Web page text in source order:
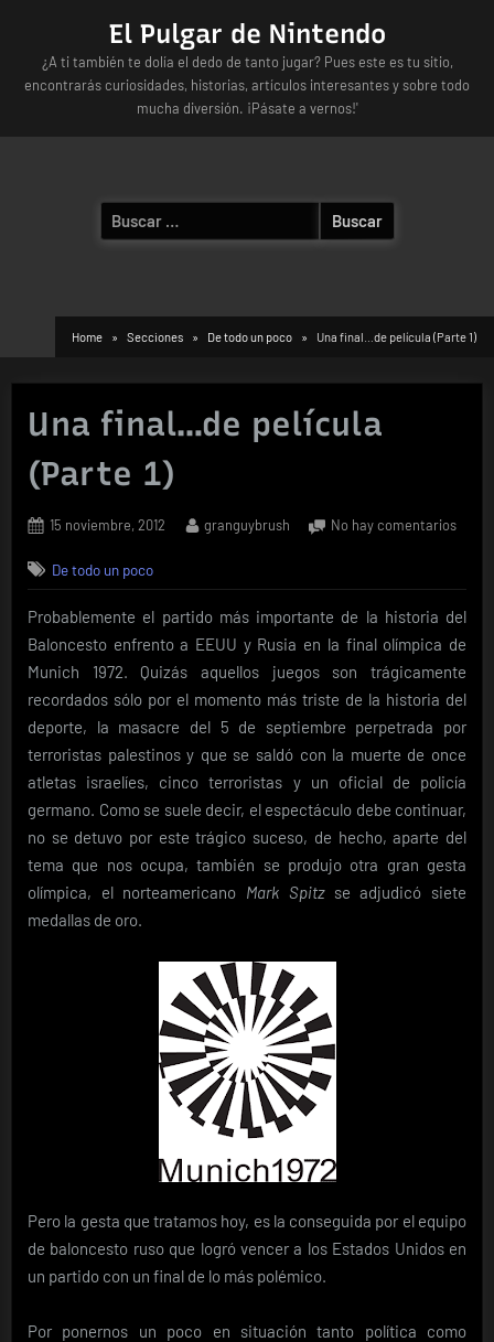
content
El Pulgar de Nintendo
¿A ti también te dolía el dedo de tanto jugar? Pues este es tu sitio,
encontrarás curiosidades, historias, artículos interesantes y sobre todo
mucha diversión. ¡Pásate a vernos!'
Buscar:
Home Secciones De todo un poco Una final…de película (Parte 1)
Una final…de película
(Parte 1)
Posted
15 noviembre, 2012 By
granguybrush No hay comentariosen
de
(Parte
De todo un poco
Probablemente el partido más importante de la historia del
Baloncesto enfrento a EEUU y Rusia en la final olímpica de
Munich 1972. Quizás aquellos juegos son trágicamente
recordados sólo por el momento más triste de la historia del
deporte, la masacre del 5 de septiembre perpetrada por
terroristas palestinos y que se saldó con la muerte de once
atletas israelíes, cinco terroristas y un oficial de policía
germano. Como se suele decir, el espectáculo debe continuar,
no se detuvo por este trágico suceso, de hecho, aparte del
tema que nos ocupa, también se produjo otra gran gesta
olímpica, el norteamericano Mark Spitzse adjudicó siete
medallas de oro.
Pero la gesta que tratamos hoy, es la conseguida por el equipo
de baloncesto ruso que logró vencer a los Estados Unidos en
un partido con un final de lo más polémico.
Por ponernos un poco en situación tanto política como